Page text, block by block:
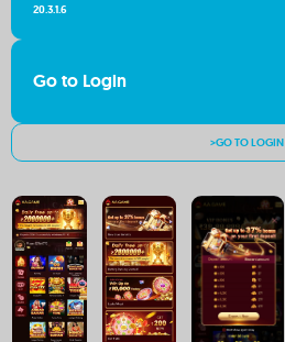
20.3.1.6
Go to Login
>GO TO LOGIN